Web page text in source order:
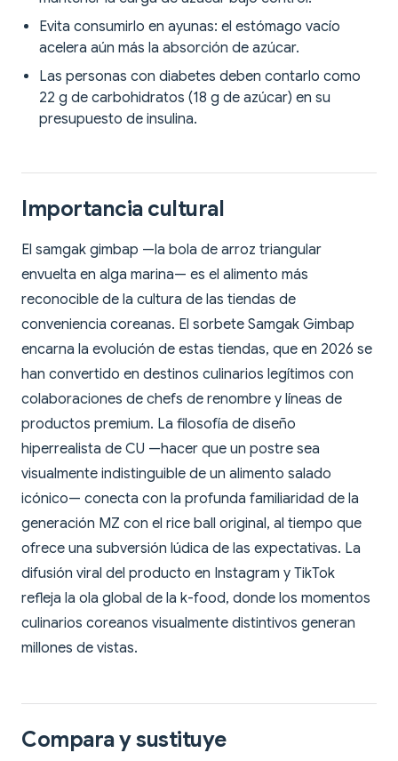
Evita consumirlo en ayunas: el estómago vacío
acelera aún más la absorción de azúcar.
Las personas con diabetes deben contarlo como
22 g de carbohidratos (18 g de azúcar) en su
presupuesto de insulina.
Importancia cultural
El samgak gimbap —la bola de arroz triangular
envuelta en alga marina— es el alimento más
reconocible de la cultura de las tiendas de
conveniencia coreanas. El sorbete Samgak Gimbap
encarna la evolución de estas tiendas, que en 2026 se
han convertido en destinos culinarios legítimos con
colaboraciones de chefs de renombre y líneas de
productos premium. La filosofía de diseño
hiperrealista de CU —hacer que un postre sea
visualmente indistinguible de un alimento salado
icónico— conecta con la profunda familiaridad de la
generación MZ con el rice ball original, al tiempo que
ofrece una subversión lúdica de las expectativas. La
difusión viral del producto en Instagram y TikTok
refleja la ola global de la k-food, donde los momentos
culinarios coreanos visualmente distintivos generan
millones de vistas.
Compara y sustituye